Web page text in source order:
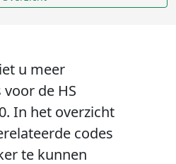
u meer
de HS
In het overzicht
codes
te kunnen